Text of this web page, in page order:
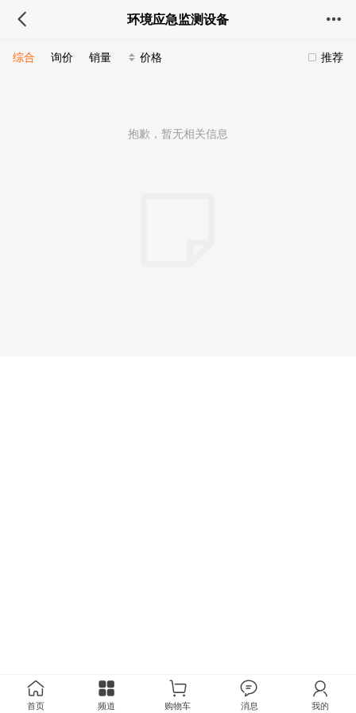
环境应急监测设备
推荐
综合 询价 销量 价格
抱歉，暂无相关信息
首页 频道 购物车 消息 我的